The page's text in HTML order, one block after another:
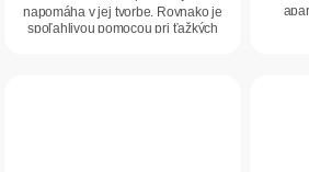
napomáha v jej tvorbe. Rovnako je
spoľahlivou pomocou pri ťažkých